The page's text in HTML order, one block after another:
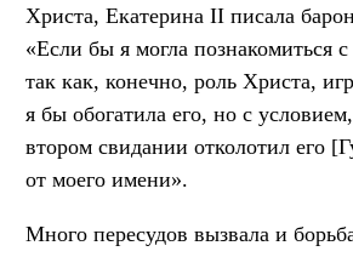
Христа, Екатерина II писала
«Если бы я могла
так как, конечно, роль Христа,
я бы обогатила его, но с
втором свидании отколотил его
от моего имени».
Много пересудов вызвала и